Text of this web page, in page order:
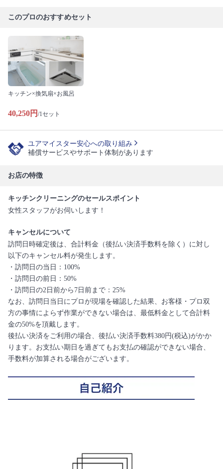
このプロのおすすめセット
キッチン×換気扇×お風呂
40,250円 /1セット
ユアマイスター安心への取り組み
補償サービスやサポート体制があります
お店の特徴
キッチンクリーニングのセールスポイント
女性スタッフがお伺いします！
キャンセルについて
訪問日時確定後は、合計料金（後払い決済手数料を除く）に対し
以下のキャンセル料が発生します。
・訪問日の当日：100%
・訪問日の前日：50%
・訪問日の2日前から7日前まで：25%
なお、訪問日当日にプロが現場を確認した結果、お客様・プロ双
方の事情によらず作業ができない場合は、最低料金として合計料
金の50%を頂戴します。
後払い決済をご利用の場合、後払い決済手数料380円(税込)がかか
ります。お支払い期日を過ぎてもお支払の確認ができない場合、
手数料が加算される場合がございます。